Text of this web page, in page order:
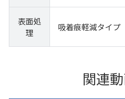
表面処
理
吸着痕軽減タイプ
関連